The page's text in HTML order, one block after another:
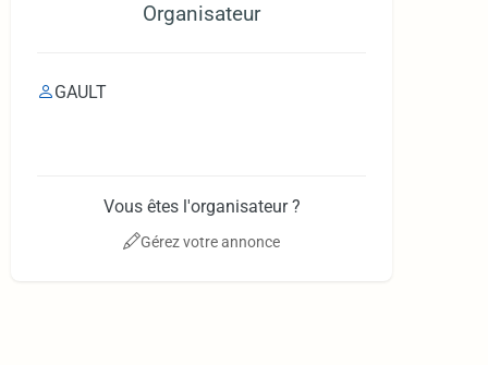
Organisateur
GAULT
Vous êtes l'organisateur ?
Gérez votre annonce